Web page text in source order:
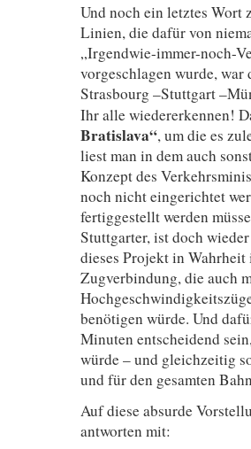
Und noch ein letztes Wort
Linien, die dafür von
„Irgendwie-immer-noch-
vorgeschlagen wurde,
Strasbourg –Stuttgart
Ihr alle wiedererkennen!
Bratislava“, um die es
liest man in dem auch
Konzept des
noch nicht eingerichtet
fertiggestellt werden
Stuttgarter, ist doch
dieses Projekt in
Zugverbindung, die auch
benötigen würde. Und
Minuten entscheidend
würde – und gleichzeitig
und für den gesamten
Auf diese absurde
antworten mit: